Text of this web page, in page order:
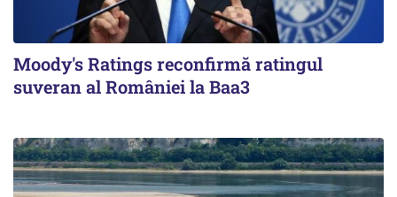
Moody's Ratings reconfirmă ratingul
suveran al României la Baa3